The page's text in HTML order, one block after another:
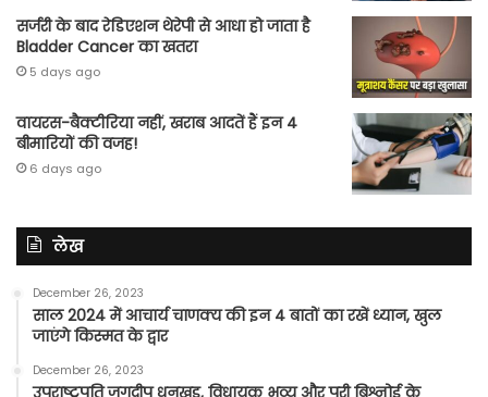
सर्जरी के बाद रेडिएशन थेरेपी से आधा हो जाता है
Bladder Cancer का खतरा
5 days ago
वायरस-बैक्टीरिया नहीं, खराब आदतें हैं इन 4
बीमारियों की वजह!
6 days ago
लेख
December 26, 2023
साल 2024 में आचार्य चाणक्य की इन 4 बातों का रखें ध्यान, खुल
जाएंगे किस्मत के द्वार
December 26, 2023
उपराष्ट्रपति जगदीप धनखड़, विधायक भव्य और परी बिश्नोई के